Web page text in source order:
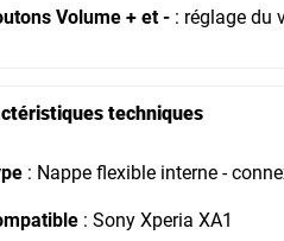
Volume + et - : réglage du
techniques
: Nappe flexible interne -
: Sony Xperia XA1